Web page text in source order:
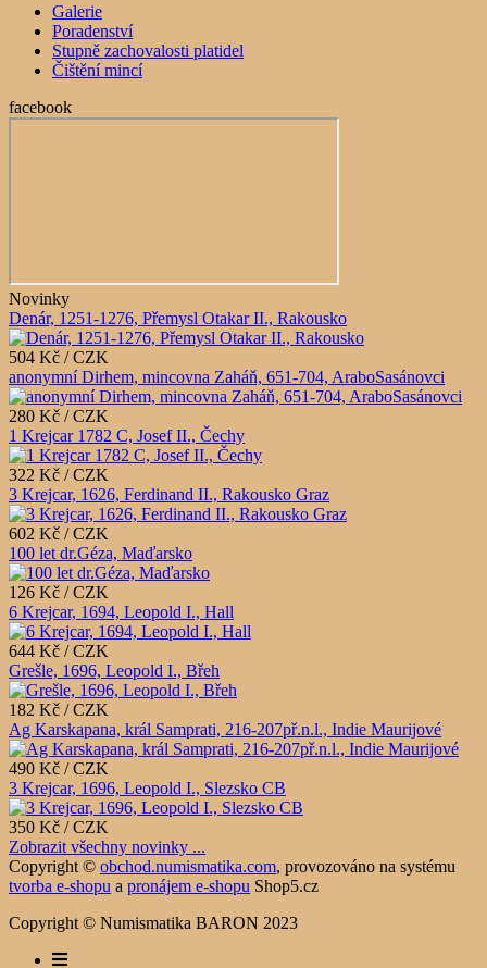
Galerie
Poradenství
Stupně zachovalosti platidel
Čištění mincí
facebook
Novinky
Denár, 1251-1276, Přemysl Otakar II., Rakousko
504 Kč / CZK
anonymní Dirhem, mincovna Zaháň, 651-704, AraboSasánovci
280 Kč / CZK
1 Krejcar 1782 C, Josef II., Čechy
322 Kč / CZK
3 Krejcar, 1626, Ferdinand II., Rakousko Graz
602 Kč / CZK
100 let dr.Géza, Maďarsko
126 Kč / CZK
6 Krejcar, 1694, Leopold I., Hall
644 Kč / CZK
Grešle, 1696, Leopold I., Břeh
182 Kč / CZK
Ag Karskapana, král Samprati, 216-207př.n.l., Indie Maurijové
490 Kč / CZK
3 Krejcar, 1696, Leopold I., Slezsko CB
350 Kč / CZK
Zobrazit všechny novinky ...
Copyright © obchod.numismatika.com, provozováno na systému
tvorba e-shopu a pronájem e-shopu Shop5.cz
Copyright © Numismatika BARON 2023